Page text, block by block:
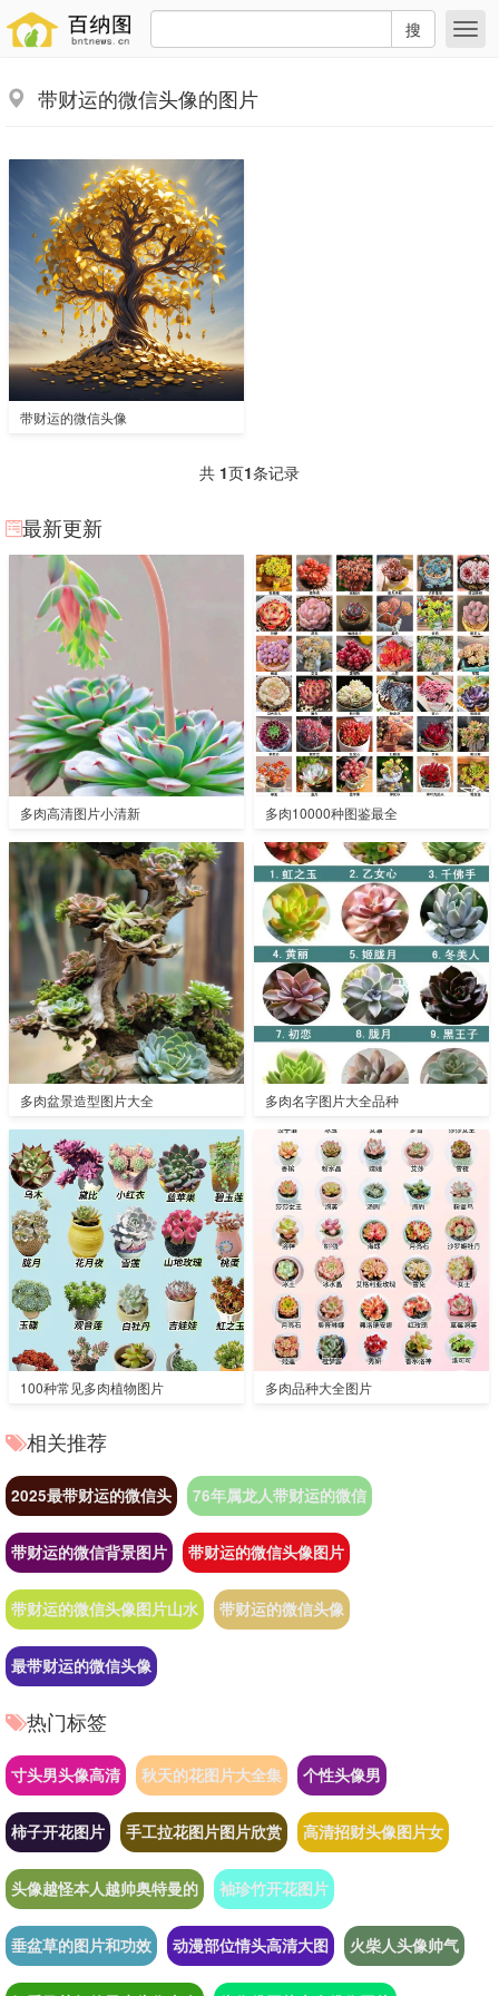
搜
带财运的微信头像的图片
带财运的微信头像
共 1页1条记录
最新更新
多肉高清图片小清新 多肉10000种图鉴最全
多肉盆景造型图片大全 多肉名字图片大全品种
100种常见多肉植物图片 多肉品种大全图片
相关推荐
2025最带财运的微信头 76年属龙人带财运的微信
带财运的微信背景图片 带财运的微信头像图片
带财运的微信头像图片山水 带财运的微信头像
最带财运的微信头像
热门标签
寸头男头像高清 秋天的花图片大全集 个性头像男
柿子开花图片 手工拉花图片图片欣赏 高清招财头像图片女
头像越怪本人越帅奥特曼的 袖珍竹开花图片
垂盆草的图片和功效 动漫部位情头高清大图 火柴人头像帅气